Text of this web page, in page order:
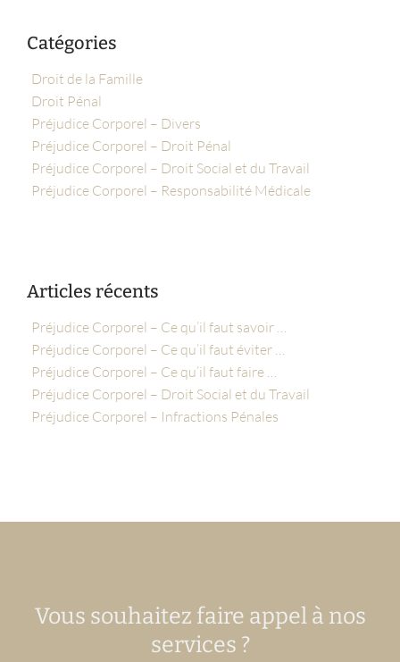
Catégories
Droit de la Famille
Droit Pénal
Préjudice Corporel – Divers
Préjudice Corporel – Droit Pénal
Préjudice Corporel – Droit Social et du Travail
Préjudice Corporel – Responsabilité Médicale
Articles récents
Préjudice Corporel – Ce qu’il faut savoir …
Préjudice Corporel – Ce qu’il faut éviter …
Préjudice Corporel – Ce qu’il faut faire …
Préjudice Corporel – Droit Social et du Travail
Préjudice Corporel – Infractions Pénales
Vous souhaitez faire appel à nos
services ?